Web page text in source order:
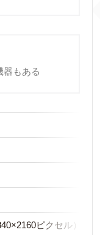
器もある
ピクセル）